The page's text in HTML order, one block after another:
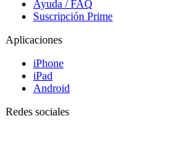
Ayuda / FAQ
Suscripción Prime
Aplicaciones
iPhone
iPad
Android
Redes sociales